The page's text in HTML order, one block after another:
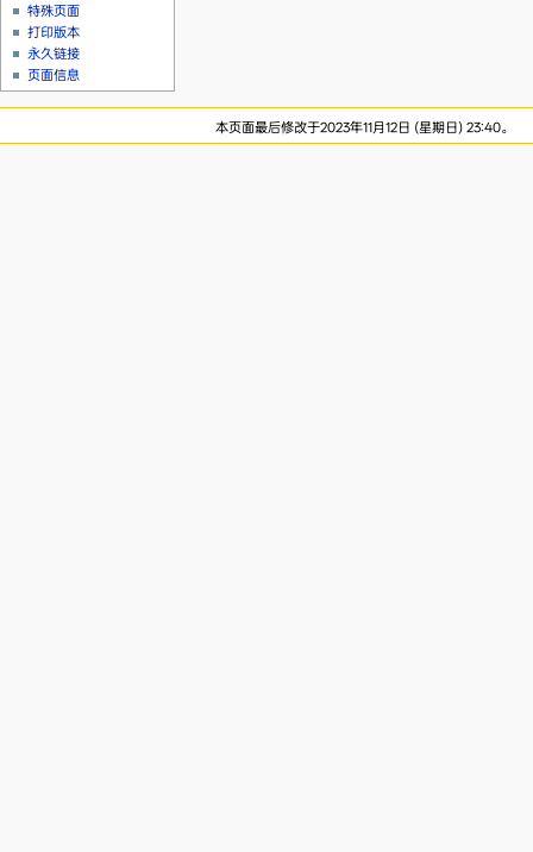
特殊页面
打印版本
永久链接
页面信息
本页面最后修改于2023年11月12日 (星期日) 23:40。